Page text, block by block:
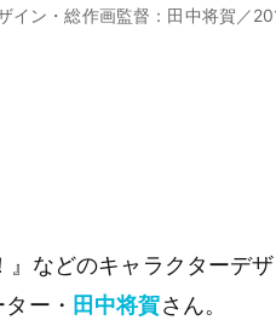
イン・総作画監督：田中将賀／
』などのキャラクターデザ
ー・ 田中将賀さん。